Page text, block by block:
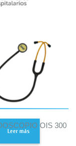
OIS 300
Leer más